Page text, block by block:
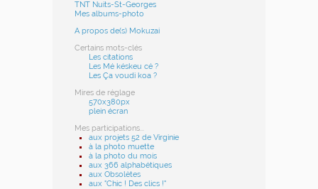
TNT Nuits-St-Georges
Mes albums-photo
A propos de(s) Mokuzai
Certains mots-clés
Les citations
Les Mé késkeu cé ?
Les Ça voudi koa ?
Mires de réglage
570x380px
plein écran
Mes participations...
aux projets 52 de Virginie
à la photo muette
à la photo du mois
aux 366 alphabétiques
aux Obsolètes
aux "Chic ! Des clics !"